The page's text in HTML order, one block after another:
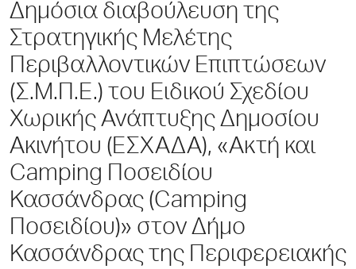
Δημόσια διαβούλευση της
Στρατηγικής Μελέτης
Περιβαλλοντικών Επιπτώσεων
(Σ.Μ.Π.Ε.) του Ειδικού Σχεδίου
Χωρικής Ανάπτυξης Δημοσίου
Ακινήτου (ΕΣΧΑΔΑ), «Ακτή και
Camping Ποσειδίου
Κασσάνδρας (Camping
Ποσειδίου)» στον Δήμο
Κασσάνδρας της Περιφερειακής